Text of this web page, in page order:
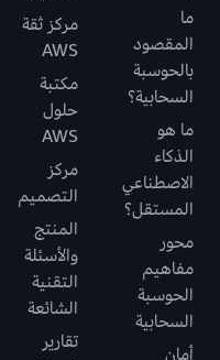
ما
المقصود
بالحوسبة
السحابية؟
ما هو
الذكاء
الاصطناعي
المستقل؟
محور
مفاهيم
الحوسبة
السحابية
مركز ثقة
AWS
مكتبة
حلول
AWS
مركز
التصميم
المنتج
والأسئلة
التقنية
الشائعة
تقارير